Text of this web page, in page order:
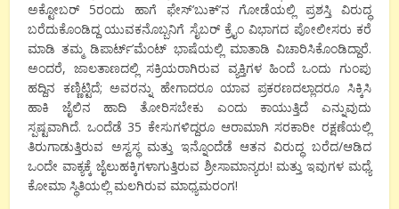
ಅಕ್ಟೋಬರ್ 5ರಂದು ಹಾಗೆ ಫೇಸ್’ಬುಕ್’ನ ಗೋಡೆಯಲ್ಲಿ ಪ್ರಶಸ್ತಿ ವಿರುದ್ಧ
ಬರೆದುಕೊಂಡಿದ್ದ ಯುವಕನೊಬ್ಬನಿಗೆ ಸೈಬರ್ ಕ್ರೈಂ ವಿಭಾಗದ ಪೋಲೀಸರು ಕರೆ
ಮಾಡಿ ತಮ್ಮ ಡಿಪಾರ್ಟ್’ಮೆಂಟ್ ಭಾಷೆಯಲ್ಲಿ ಮಾತಾಡಿ ವಿಚಾರಿಸಿಕೊಂಡಿದ್ದಾರೆ.
ಅಂದರೆ, ಜಾಲತಾಣದಲ್ಲಿ ಸಕ್ರಿಯರಾಗಿರುವ ವ್ಯಕ್ತಿಗಳ ಹಿಂದೆ ಒಂದು ಗುಂಪು
ಹದ್ದಿನ ಕಣ್ಣಿಟ್ಟಿದೆ; ಅವರನ್ನು ಹೇಗಾದರೂ ಯಾವ ಪ್ರಕರಣದಲ್ಲಾದರೂ ಸಿಕ್ಕಿಸಿ
ಹಾಕಿ ಜೈಲಿನ ಹಾದಿ ತೋರಿಸಬೇಕು ಎಂದು ಕಾಯುತ್ತಿದೆ ಎನ್ನುವುದು
ಸ್ಪಷ್ಟವಾಗಿದೆ. ಒಂದೆಡೆ 35 ಕೇಸುಗಳಿದ್ದರೂ ಆರಾಮಾಗಿ ಸರಕಾರೀ ರಕ್ಷಣೆಯಲ್ಲಿ
ತಿರುಗಾಡುತ್ತಿರುವ ಅಸ್ವಸ್ಥ ಮತ್ತು ಇನ್ನೊಂದೆಡೆ ಆತನ ವಿರುದ್ಧ ಬರೆದ/ಆಡಿದ
ಒಂದೇ ವಾಕ್ಯಕ್ಕೆ ಜೈಲುಹಕ್ಕಿಗಳಾಗುತ್ತಿರುವ ಶ್ರೀಸಾಮಾನ್ಯರು! ಮತ್ತು ಇವುಗಳ ಮಧ್ಯೆ
ಕೋಮಾ ಸ್ಥಿತಿಯಲ್ಲಿ ಮಲಗಿರುವ ಮಾಧ್ಯಮರಂಗ!